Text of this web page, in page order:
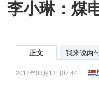
李小琳：煤
正文 我来说两
2012年03月13日07:44